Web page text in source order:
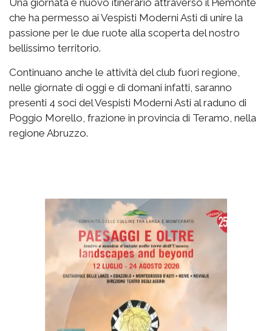
che ha permesso ai Vespisti Moderni Asti di unire la
passione per le due ruote alla scoperta del nostro
bellissimo territorio.
Continuano anche le attività del club fuori regione,
nelle giornate di oggi e di domani infatti, saranno
presenti 4 soci del Vespisti Moderni Asti al raduno di
Poggio Morello, frazione in provincia di Teramo, nella
regione Abruzzo.